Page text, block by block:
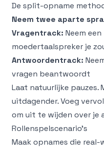
De split-opname
Neem twee aparte
Vragentrack: Neem
moedertaalspreker je
Antwoordentrack:
vragen beantwoordt
Laat natuurlijke pauzes.
uitdagender. Voeg
om uit te wijden over je
Rollenspelscenario's
Maak opnames die